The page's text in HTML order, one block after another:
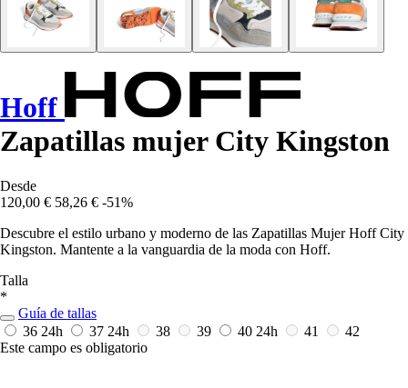
Hoff
Zapatillas mujer City Kingston
Desde
120,00 € 58,26 € -51%
Descubre el estilo urbano y moderno de las Zapatillas Mujer Hoff City
Kingston. Mantente a la vanguardia de la moda con Hoff.
Talla
*
Guía de tallas
36 24h 37 24h 38 39 40 24h 41
42
Este campo es obligatorio